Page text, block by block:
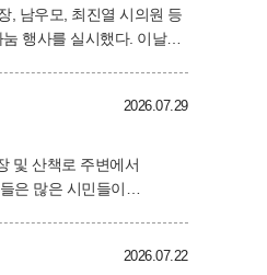
, 남우모, 최진열 시의원 등
사를 실시했다. 이날
감사의 뜻을 전하는 등
2026.07.29
및 산책로 주변에서
의식 확산에도 큰 의미를
2026.07.22